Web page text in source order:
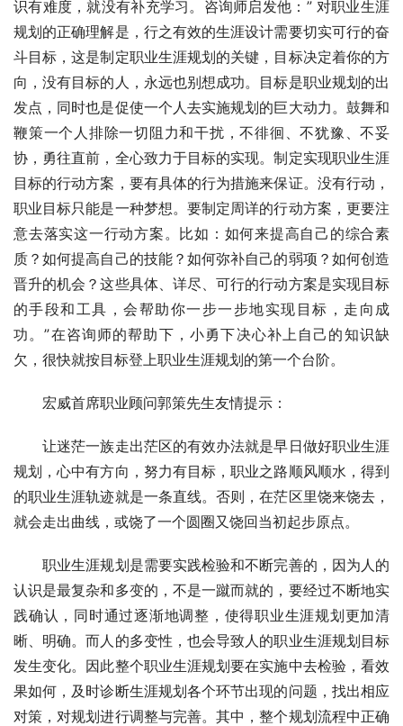
识有难度，就没有补充学习。咨询师启发他：” 对职业生涯
规划的正确理解是，行之有效的生涯设计需要切实可行的奋
斗目标，这是制定职业生涯规划的关键，目标决定着你的方
向，没有目标的人，永远也别想成功。目标是职业规划的出
发点，同时也是促使一个人去实施规划的巨大动力。鼓舞和
鞭策一个人排除一切阻力和干扰，不徘徊、不犹豫、不妥
协，勇往直前，全心致力于目标的实现。制定实现职业生涯
目标的行动方案，要有具体的行为措施来保证。没有行动，
职业目标只能是一种梦想。要制定周详的行动方案，更要注
意去落实这一行动方案。比如：如何来提高自己的综合素
质？如何提高自己的技能？如何弥补自己的弱项？如何创造
晋升的机会？这些具体、详尽、可行的行动方案是实现目标
的手段和工具，会帮助你一步一步地实现目标，走向成
功。”在咨询师的帮助下，小勇下决心补上自己的知识缺
欠，很快就按目标登上职业生涯规划的第一个台阶。
宏威首席职业顾问郭策先生友情提示：
让迷茫一族走出茫区的有效办法就是早日做好职业生涯
规划，心中有方向，努力有目标，职业之路顺风顺水，得到
的职业生涯轨迹就是一条直线。否则，在茫区里饶来饶去，
就会走出曲线，或饶了一个圆圈又饶回当初起步原点。
职业生涯规划是需要实践检验和不断完善的，因为人的
认识是最复杂和多变的，不是一蹴而就的，要经过不断地实
践确认，同时通过逐渐地调整，使得职业生涯规划更加清
晰、明确。而人的多变性，也会导致人的职业生涯规划目标
发生变化。因此整个职业生涯规划要在实施中去检验，看效
果如何，及时诊断生涯规划各个环节出现的问题，找出相应
对策，对规划进行调整与完善。其中，整个规划流程中正确